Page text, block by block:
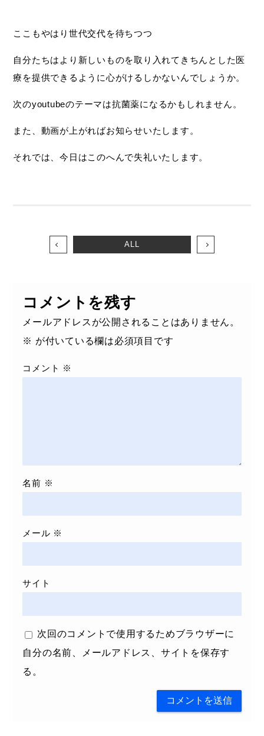
ここもやはり世代交代を待ちつつ
自分たちはより新しいものを取り入れてきちんとした医
療を提供できるように心がけるしかないんでしょうか。
次のyoutubeのテーマは抗菌薬になるかもしれません。
また、動画が上がればお知らせいたします。
それでは、今日はこのへんで失礼いたします。
ALL
コメントを残す
メールアドレスが公開されることはありません。
※ が付いている欄は必須項目です
コメント ※
名前 ※
メール ※
サイト
次回のコメントで使用するためブラウザーに
自分の名前、メールアドレス、サイトを保存す
る。